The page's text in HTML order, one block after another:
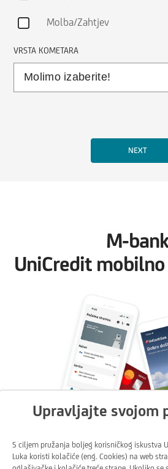
Molba/Zahtjev
VRSTA KOMETARA
M-bank
UniCredit
aplikacija mobilnog
Upravljajte svojom
S ciljem pružanja boljeg korisničkog iskustva
Luka koristi kolačiće (eng. Cookies) na web